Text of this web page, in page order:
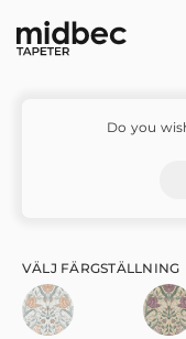
Filippa – 33010
VÄLJ FÄRGSTÄLLNING
Do you